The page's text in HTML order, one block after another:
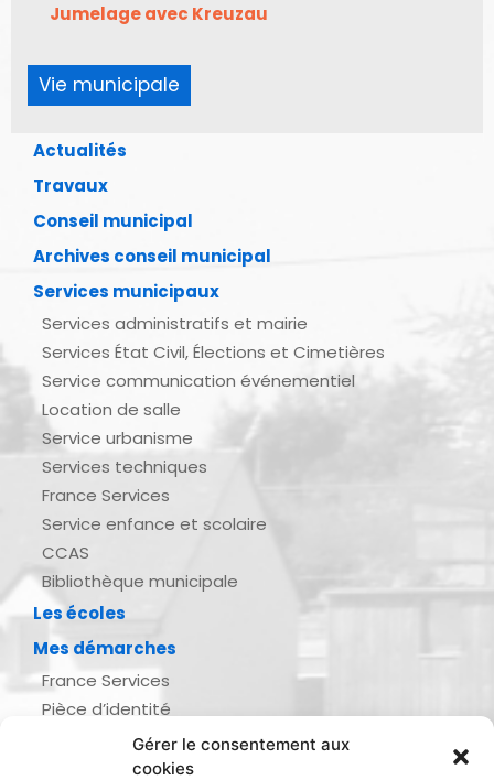
Gérer le consentement aux
cookies
Jumelage avec Kreuzau
Vie municipale
Actualités
Travaux
Conseil municipal
Archives conseil municipal
Services municipaux
Services administratifs et mairie
Services État Civil, Élections et Cimetières
Service communication événementiel
Location de salle
Service urbanisme
Services techniques
France Services
Service enfance et scolaire
CCAS
Bibliothèque municipale
Les écoles
Mes démarches
France Services
Pièce d’identité
Demande d’actes d’état civil